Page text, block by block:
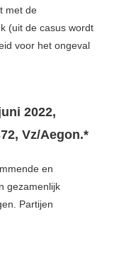
met de
(uit de casus wordt
voor het ongeval
2022,
Vz/Aegon.*
en
gezamenlijk
Partijen